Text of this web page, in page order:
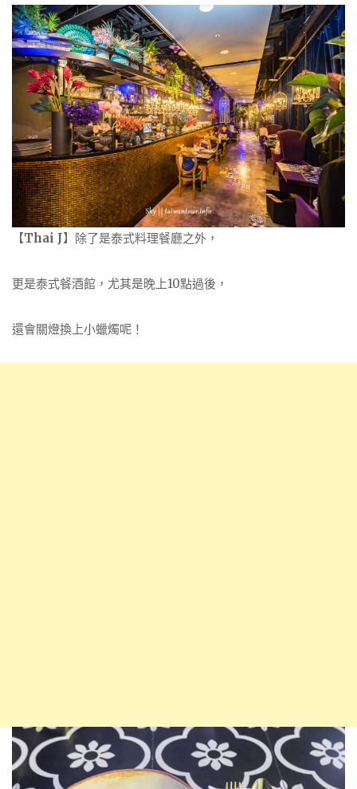
【Thai J】除了是泰式料理餐廳之外，
更是泰式餐酒館，尤其是晚上10點過後，
還會關燈換上小蠟燭呢！